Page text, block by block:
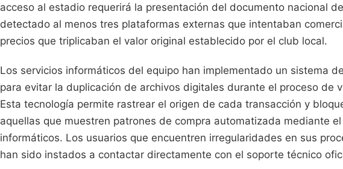
acceso al estadio requerirá la presentación del documento nacional
detectado al menos tres plataformas externas que intentaban
precios que triplicaban el valor original establecido por el club local.
Los servicios informáticos del equipo han implementado un sistema
para evitar la duplicación de archivos digitales durante el proceso de
Esta tecnología permite rastrear el origen de cada transacción y
aquellas que muestren patrones de compra automatizada mediante
informáticos. Los usuarios que encuentren irregularidades en sus
han sido instados a contactar directamente con el soporte técnico